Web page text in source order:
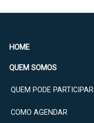
HOME
QUEM SOMOS
QUEM PODE PARTICIPAR
COMO AGENDAR